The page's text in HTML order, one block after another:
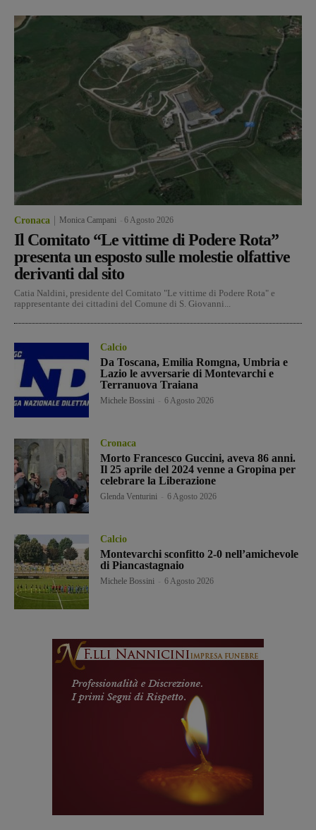
Cronaca Monica Campani 6 Agosto 2026
Il Comitato “Le vittime di Podere Rota”
presenta un esposto sulle molestie olfattive
derivanti dal sito
Catia Naldini, presidente del Comitato "Le vittime di Podere Rota" e
rappresentante dei cittadini del Comune di S. Giovanni...
Calcio
Da Toscana, Emilia Romgna, Umbria e
Lazio le avversarie di Montevarchi e
Terranuova Traiana
Michele Bossini 6 Agosto 2026
Cronaca
Morto Francesco Guccini, aveva 86 anni.
Il 25 aprile del 2024 venne a Gropina per
celebrare la Liberazione
Glenda Venturini 6 Agosto 2026
Calcio
Montevarchi sconfitto 2-0 nell’amichevole
di Piancastagnaio
Michele Bossini 6 Agosto 2026